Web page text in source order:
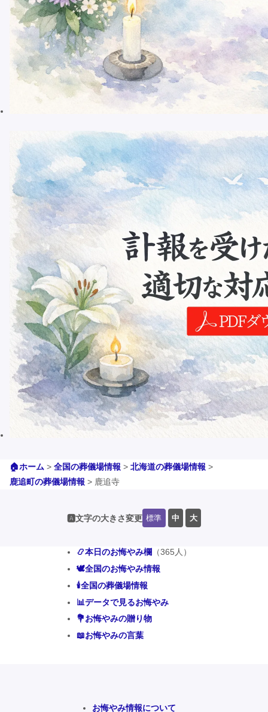
🏠ホーム > 全国の葬儀場情報 > 北海道の葬儀場情報 >
鹿追町の葬儀場情報 > 鹿追寺
🅰️文字の大きさ変更 標準 中 大
📿本日のお悔やみ欄 （365人）
🕊️全国のお悔やみ情報
🕯️全国の葬儀場情報
📊データで見るお悔やみ
💐お悔やみの贈り物
📖お悔やみの言葉
お悔やみ情報について